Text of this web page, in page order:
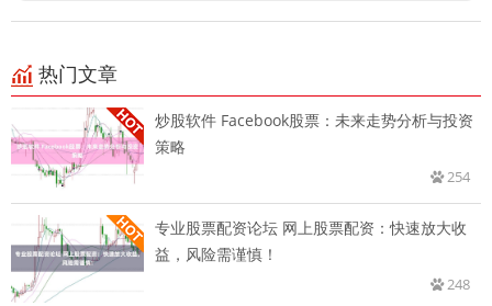
热门文章
炒股软件 Facebook股票：未来走势分析与投资
策略
254
专业股票配资论坛 网上股票配资：快速放大收
益，风险需谨慎！
248